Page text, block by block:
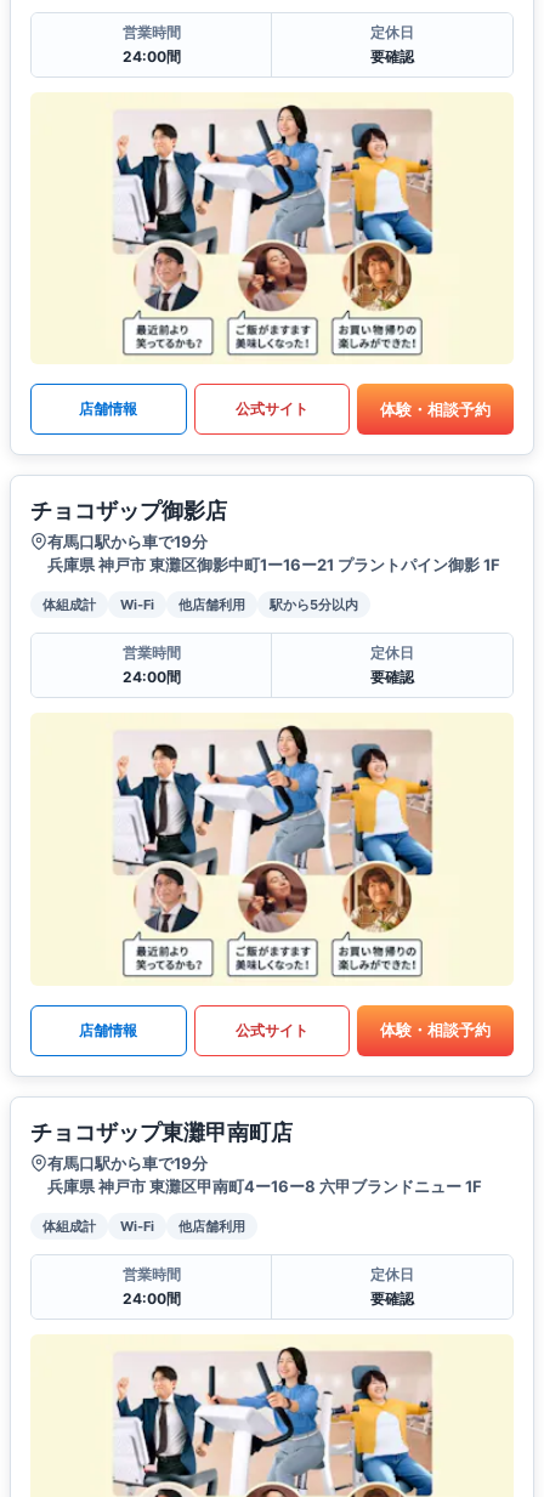
営業時間
24:00間
定休日
要確認
店舗情報 公式サイト 体験・相談予約
チョコザップ御影店
有馬口駅から車で19分
兵庫県 神戸市 東灘区御影中町1ー16ー21 プラントパイン御影 1F
体組成計 Wi-Fi 他店舗利用 駅から5分以内
営業時間
24:00間
定休日
要確認
店舗情報 公式サイト 体験・相談予約
チョコザップ東灘甲南町店
有馬口駅から車で19分
兵庫県 神戸市 東灘区甲南町4ー16ー8 六甲ブランドニュー 1F
体組成計 Wi-Fi 他店舗利用
営業時間
24:00間
定休日
要確認